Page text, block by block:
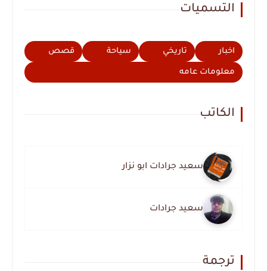
التسميات
اخبار تاريخي سياحة قصص
معلومات عامه
الكاتب
سعيد جرادات ابو نزار
سعيد جرادات
ترجمة